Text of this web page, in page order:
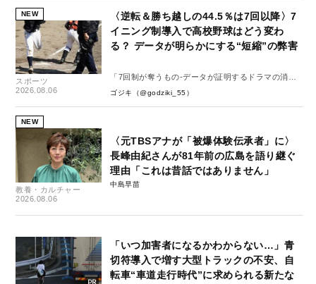
NEW
スポーツ
2026.08.06
〈逆転＆勝ち越しの44.5％は7回以降〉7
イニング制導入で高校野球はどう変わ
る？ データが明らかにする“短縮”の弊害
「7回制が奪うもの-データが証明するドラマの消
失-」
ゴジキ（@godziki_55）
NEW
教養・カルチャー
2026.08.06
〈元TBSアナが「被爆体験伝承者」に〉
長峰由紀さんが81年前の広島を語り継ぐ
理由「これは昔話ではありません」
中島早苗
「いつ加害者になるかわからない…」青
切符導入で増す大型トラックの不安、自
転車“車道走行時代”に求められる新たな